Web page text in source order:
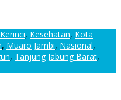
Kerinci, Kesehatan, Kota
, Muaro Jambi, Nasional,
, Tanjung Jabung Barat,